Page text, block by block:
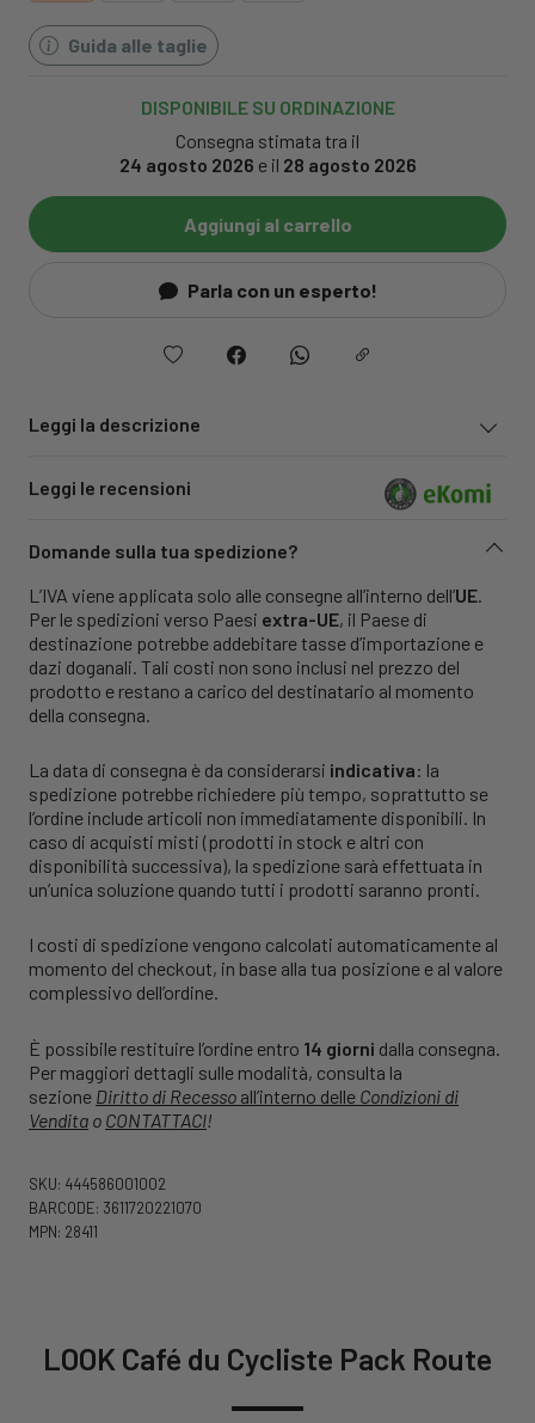
Guida alle taglie
DISPONIBILE SU ORDINAZIONE
Consegna stimata tra il
24 agosto 2026 e il 28 agosto 2026
Aggiungi al carrello
Parla con un esperto!
Leggi la descrizione
Leggi le recensioni
Domande sulla tua spedizione?
L’IVA viene applicata solo alle consegne all’interno dell’UE
Per le spedizioni verso Paesi extra-UE, il Paese di
destinazione potrebbe addebitare tasse d’importazione e
dazi doganali. Tali costi non sono inclusi nel prezzo del
prodotto e restano a carico del destinatario al momento
della consegna.
La data di consegna è da considerarsi indicativa: la
spedizione potrebbe richiedere più tempo, soprattutto se
l’ordine include articoli non immediatamente disponibili. In
caso di acquisti misti (prodotti in stock e altri con
disponibilità successiva), la spedizione sarà effettuata in
un’unica soluzione quando tutti i prodotti saranno pronti.
I costi di spedizione vengono calcolati automaticamente al
momento del checkout, in base alla tua posizione e al valore
complessivo dell’ordine.
È possibile restituire l’ordine entro 14 giorni dalla consegna.
Per maggiori dettagli sulle modalità, consulta la
sezione Diritto di Recesso all’interno delle Condizioni di
Vendita o CONTATTACI!
SKU: 444586001002
BARCODE: 3611720221070
MPN: 28411
LOOK Café du Cycliste Pack Route